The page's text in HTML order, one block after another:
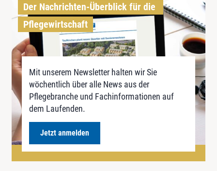
Der Nachrichten-Überblick für die
Pflegewirtschaft
Mit unserem Newsletter halten wir Sie
wöchentlich über alle News aus der
Pflegebranche und Fachinformationen auf
dem Laufenden.
Jetzt anmelden